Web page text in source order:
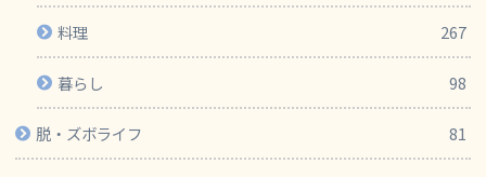
料理 267
暮らし 98
脱・ズボライフ 81